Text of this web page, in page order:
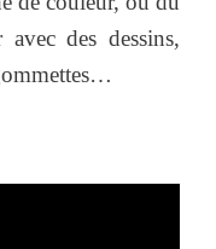
avec des dessins,